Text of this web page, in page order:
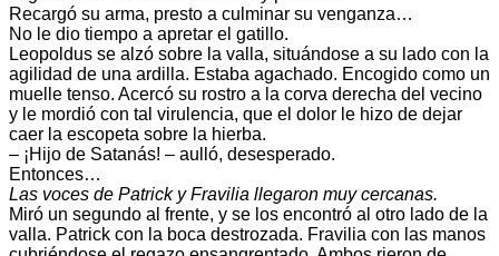
Recargó su arma, presto a culminar su venganza…
No le dio tiempo a apretar el gatillo.
Leopoldus se alzó sobre la valla, situándose a su lado con la
agilidad de una ardilla. Estaba agachado. Encogido como un
muelle tenso. Acercó su rostro a la corva derecha del vecino
y le mordió con tal virulencia, que el dolor le hizo de dejar
caer la escopeta sobre la hierba.
– ¡Hijo de Satanás! – aulló, desesperado.
Entonces…
Las voces de Patrick y Fravilia llegaron muy cercanas.
Miró un segundo al frente, y se los encontró al otro lado de la
valla. Patrick con la boca destrozada. Fravilia con las manos